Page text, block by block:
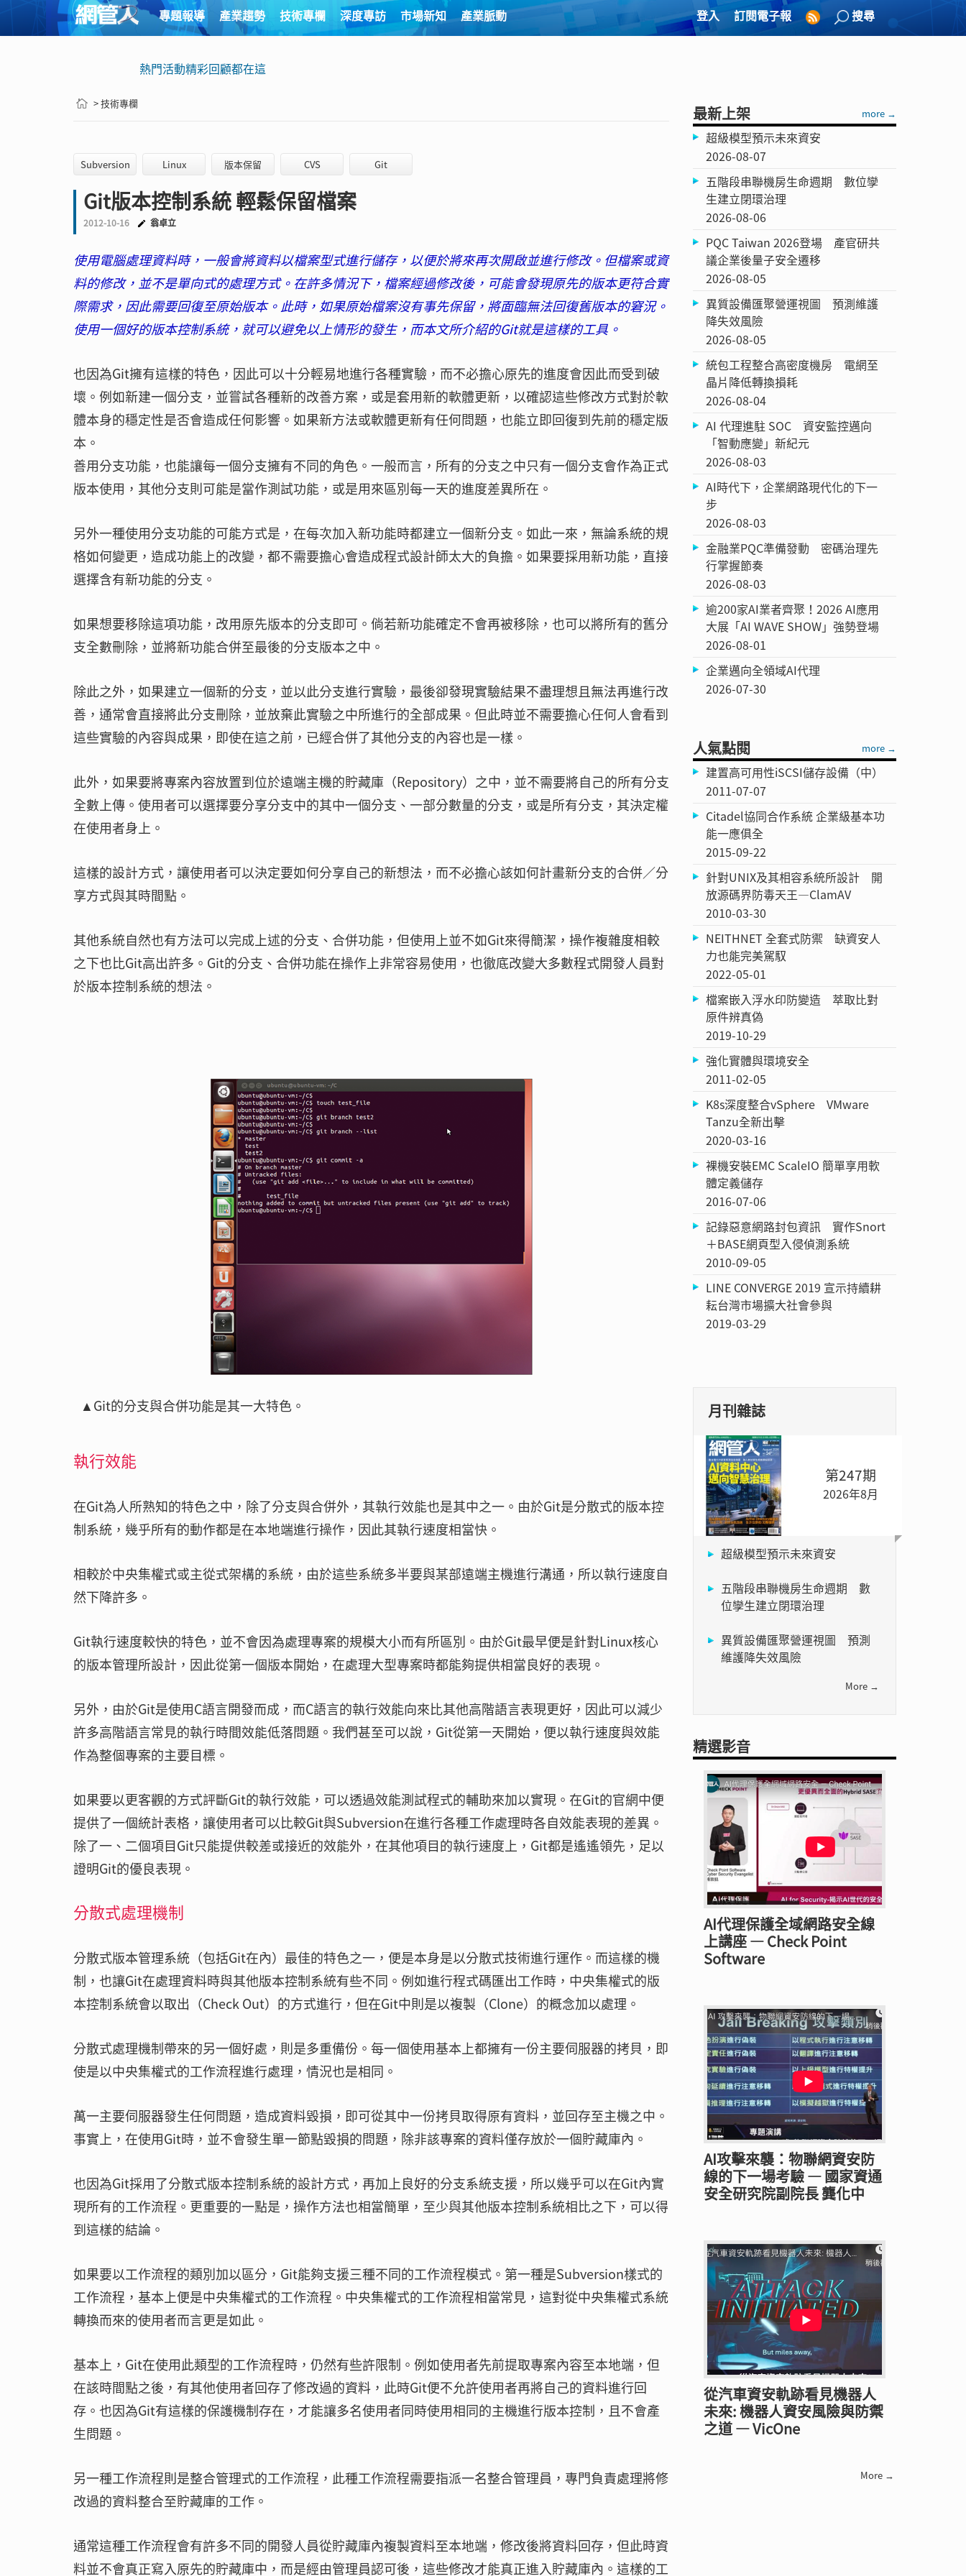
專題報導 產業趨勢 技術專欄 深度專訪 市場新知 產業脈動 登入 訂閱電子報 搜尋
熱門活動精彩回顧都在這
> 技術專欄
Subversion Linux 版本保留 CVS Git
Git版本控制系統 輕鬆保留檔案
2012-10-16 翁卓立
使用電腦處理資料時，一般會將資料以檔案型式進行儲存，以便於將來再次開啟並進行修改。但檔案或資
料的修改，並不是單向式的處理方式。在許多情況下，檔案經過修改後，可能會發現原先的版本更符合實
際需求，因此需要回復至原始版本。此時，如果原始檔案沒有事先保留，將面臨無法回復舊版本的窘況。
使用一個好的版本控制系統，就可以避免以上情形的發生，而本文所介紹的Git就是這樣的工具。
也因為Git擁有這樣的特色，因此可以十分輕易地進行各種實驗，而不必擔心原先的進度會因此而受到破
壞。例如新建一個分支，並嘗試各種新的改善方案，或是套用新的軟體更新，以確認這些修改方式對於軟
體本身的穩定性是否會造成任何影響。如果新方法或軟體更新有任何問題，也能立即回復到先前的穩定版
本。
善用分支功能，也能讓每一個分支擁有不同的角色。一般而言，所有的分支之中只有一個分支會作為正式
版本使用，其他分支則可能是當作測試功能，或是用來區別每一天的進度差異所在。
另外一種使用分支功能的可能方式是，在每次加入新功能時都建立一個新分支。如此一來，無論系統的規
格如何變更，造成功能上的改變，都不需要擔心會造成程式設計師太大的負擔。如果要採用新功能，直接
選擇含有新功能的分支。
如果想要移除這項功能，改用原先版本的分支即可。倘若新功能確定不會再被移除，也可以將所有的舊分
支全數刪除，並將新功能合併至最後的分支版本之中。
除此之外，如果建立一個新的分支，並以此分支進行實驗，最後卻發現實驗結果不盡理想且無法再進行改
善，通常會直接將此分支刪除，並放棄此實驗之中所進行的全部成果。但此時並不需要擔心任何人會看到
這些實驗的內容與成果，即使在這之前，已經合併了其他分支的內容也是一樣。
此外，如果要將專案內容放置到位於遠端主機的貯藏庫（Repository）之中，並不需要將自己的所有分支
全數上傳。使用者可以選擇要分享分支中的其中一個分支、一部分數量的分支，或是所有分支，其決定權
在使用者身上。
這樣的設計方式，讓使用者可以決定要如何分享自己的新想法，而不必擔心該如何計畫新分支的合併／分
享方式與其時間點。
其他系統自然也有方法可以完成上述的分支、合併功能，但使用上並不如Git來得簡潔，操作複雜度相較
之下也比Git高出許多。Git的分支、合併功能在操作上非常容易使用，也徹底改變大多數程式開發人員對
於版本控制系統的想法。
▲Git的分支與合併功能是其一大特色。
執行效能
在Git為人所熟知的特色之中，除了分支與合併外，其執行效能也是其中之一。由於Git是分散式的版本控
制系統，幾乎所有的動作都是在本地端進行操作，因此其執行速度相當快。
相較於中央集權式或主從式架構的系統，由於這些系統多半要與某部遠端主機進行溝通，所以執行速度自
然下降許多。
Git執行速度較快的特色，並不會因為處理專案的規模大小而有所區別。由於Git最早便是針對Linux核心
的版本管理所設計，因此從第一個版本開始，在處理大型專案時都能夠提供相當良好的表現。
另外，由於Git是使用C語言開發而成，而C語言的執行效能向來比其他高階語言表現更好，因此可以減少
許多高階語言常見的執行時間效能低落問題。我們甚至可以說，Git從第一天開始，便以執行速度與效能
作為整個專案的主要目標。
如果要以更客觀的方式評斷Git的執行效能，可以透過效能測試程式的輔助來加以實現。在Git的官網中便
提供了一個統計表格，讓使用者可以比較Git與Subversion在進行各種工作處理時各自效能表現的差異。
除了一、二個項目Git只能提供較差或接近的效能外，在其他項目的執行速度上，Git都是遙遙領先，足以
證明Git的優良表現。
分散式處理機制
分散式版本管理系統（包括Git在內）最佳的特色之一，便是本身是以分散式技術進行運作。而這樣的機
制，也讓Git在處理資料時與其他版本控制系統有些不同。例如進行程式碼匯出工作時，中央集權式的版
本控制系統會以取出（Check Out）的方式進行，但在Git中則是以複製（Clone）的概念加以處理。
分散式處理機制帶來的另一個好處，則是多重備份。每一個使用基本上都擁有一份主要伺服器的拷貝，即
使是以中央集權式的工作流程進行處理，情況也是相同。
萬一主要伺服器發生任何問題，造成資料毀損，即可從其中一份拷貝取得原有資料，並回存至主機之中。
事實上，在使用Git時，並不會發生單一節點毀損的問題，除非該專案的資料僅存放於一個貯藏庫內。
也因為Git採用了分散式版本控制系統的設計方式，再加上良好的分支系統支援，所以幾乎可以在Git內實
現所有的工作流程。更重要的一點是，操作方法也相當簡單，至少與其他版本控制系統相比之下，可以得
到這樣的結論。
如果要以工作流程的類別加以區分，Git能夠支援三種不同的工作流程模式。第一種是Subversion樣式的
工作流程，基本上便是中央集權式的工作流程。中央集權式的工作流程相當常見，這對從中央集權式系統
轉換而來的使用者而言更是如此。
基本上，Git在使用此類型的工作流程時，仍然有些許限制。例如使用者先前提取專案內容至本地端，但
在該時間點之後，有其他使用者回存了修改過的資料，此時Git便不允許使用者再將自己的資料進行回
存。也因為Git有這樣的保護機制存在，才能讓多名使用者同時使用相同的主機進行版本控制，且不會產
生問題。
另一種工作流程則是整合管理式的工作流程，此種工作流程需要指派一名整合管理員，專門負責處理將修
改過的資料整合至貯藏庫的工作。
通常這種工作流程會有許多不同的開發人員從貯藏庫內複製資料至本地端，修改後將資料回存，但此時資
料並不會真正寫入原先的貯藏庫中，而是經由管理員認可後，這些修改才能真正進入貯藏庫內。這樣的工
最新上架 more →
超級模型預示未來資安
2026-08-07
五階段串聯機房生命週期 數位孿
生建立閉環治理
2026-08-06
PQC Taiwan 2026登場 產官研共
議企業後量子安全遷移
2026-08-05
異質設備匯聚營運視圖 預測維護
降失效風險
2026-08-05
統包工程整合高密度機房 電網至
晶片降低轉換損耗
2026-08-04
AI 代理進駐 SOC 資安監控邁向
「智動應變」新紀元
2026-08-03
AI時代下，企業網路現代化的下一
步
2026-08-03
金融業PQC準備發動 密碼治理先
行掌握節奏
2026-08-03
逾200家AI業者齊聚！2026 AI應用
大展「AI WAVE SHOW」強勢登場
2026-08-01
企業邁向全領域AI代理
2026-07-30
人氣點閱 more →
建置高可用性iSCSI儲存設備（中）
2011-07-07
Citadel協同合作系統 企業級基本功
能一應俱全
2015-09-22
針對UNIX及其相容系統所設計 開
放源碼界防毒天王—ClamAV
2010-03-30
NEITHNET 全套式防禦 缺資安人
力也能完美駕馭
2022-05-01
檔案嵌入浮水印防變造 萃取比對
原件辨真偽
2019-10-29
強化實體與環境安全
2011-02-05
K8s深度整合vSphere VMware
Tanzu全新出擊
2020-03-16
裸機安裝EMC ScaleIO 簡單享用軟
體定義儲存
2016-07-06
記錄惡意網路封包資訊 實作Snort
＋BASE網頁型入侵偵測系統
2010-09-05
LINE CONVERGE 2019 宣示持續耕
耘台灣市場擴大社會參與
2019-03-29
月刊雜誌
第247期
2026年8月
超級模型預示未來資安
五階段串聯機房生命週期 數
位孿生建立閉環治理
異質設備匯聚營運視圖 預測
維護降失效風險
More →
精選影音
AI代理保護全域網路安全線
上講座 — Check Point
Software
AI攻擊來襲：物聯網資安防
線的下一場考驗 — 國家資通
安全研究院副院長 龔化中
從汽車資安軌跡看見機器人
未來: 機器人資安風險與防禦
之道 — VicOne
More →